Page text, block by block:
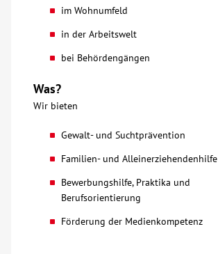
im Wohnumfeld
in der Arbeitswelt
bei Behördengängen
Was?
Wir bieten
Gewalt- und Suchtprävention
Familien- und Alleinerziehendenhilfe
Bewerbungshilfe, Praktika und
Berufsorientierung
Förderung der Medienkompetenz